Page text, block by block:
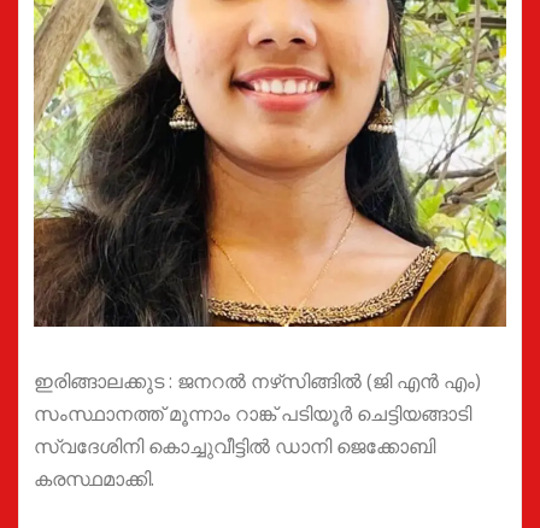
ഇരിങ്ങാലക്കുട : ജനറല്‍ നഴ്‌സിങ്ങില്‍ (ജി എന്‍ എം)
സംസ്ഥാനത്ത് മൂന്നാം റാങ്ക് പടിയൂര്‍ ചെട്ടിയങ്ങാടി
സ്വദേശിനി കൊച്ചുവീട്ടില്‍ ഡാനി ജെക്കോബി
കരസ്ഥമാക്കി.